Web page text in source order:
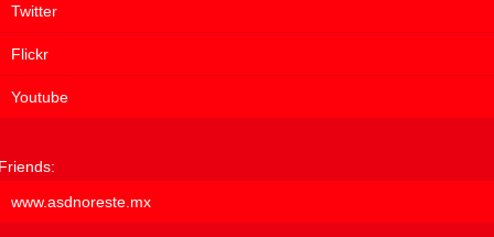
Twitter
Flickr
Youtube
www.asdnoreste.mx